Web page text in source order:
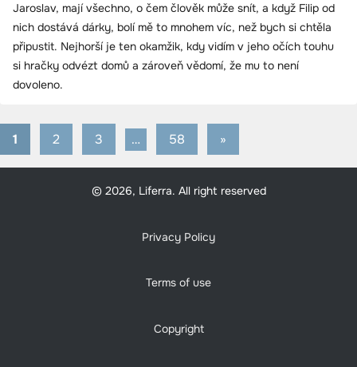
Jaroslav, mají všechno, o čem člověk může snít, a když Filip od
nich dostává dárky, bolí mě to mnohem víc, než bych si chtěla
připustit. Nejhorší je ten okamžik, kdy vidím v jeho očích touhu
si hračky odvézt domů a zároveň vědomí, že mu to není
dovoleno.
Stránkování
příspěvků
1 2 3 … 58
Next
»
© 2026, Liferra. All right reserved
Privacy Policy
Terms of use
Copyright